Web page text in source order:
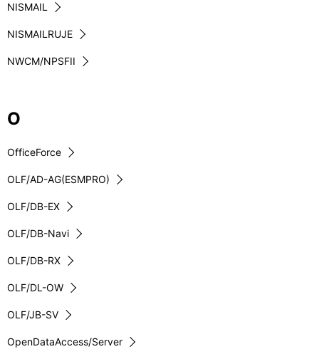
NISMAIL
NISMAILRUJE
NWCM/NPSFII
O
OfficeForce
OLF/AD-AG(ESMPRO)
OLF/DB-EX
OLF/DB-Navi
OLF/DB-RX
OLF/DL-OW
OLF/JB-SV
OpenDataAccess/Server